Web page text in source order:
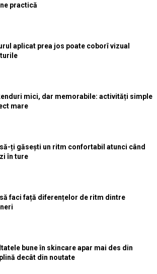
practică
aplicat prea jos poate coborî vizual
mici, dar memorabile: activități simple
mare
ți găsești un ritm confortabil atunci când
în ture
faci față diferențelor de ritm dintre
bune în skincare apar mai des din
decât din noutate